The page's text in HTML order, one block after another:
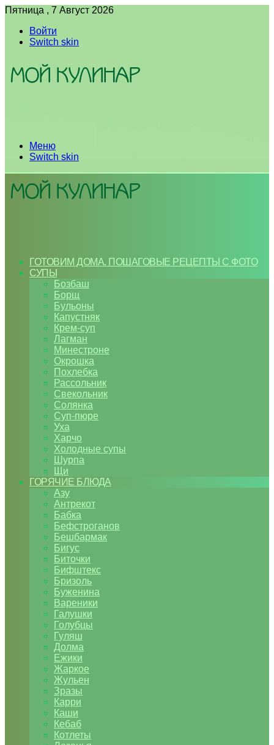
Пятница , 7 Август 2026
Войти
Switch skin
Меню
Switch skin
ГОТОВИМ ДОМА. ПОШАГОВЫЕ РЕЦЕПТЫ С ФОТО
СУПЫ
Бозбаш
Борщ
Бульоны
Капустняк
Крем-суп
Лагман
Минестроне
Окрошка
Похлебка
Рассольник
Свекольник
Солянка
Суп-пюре
Уха
Харчо
Холодные супы
Шурпа
Щи
ГОРЯЧИЕ БЛЮДА
Азу
Антрекот
Бабка
Бефстроганов
Бешбармак
Бигус
Биточки
Бифштекс
Бризоль
Буженина
Вареники
Галушки
Голубцы
Гуляш
Долма
Ежики
Жаркое
Жульен
Зразы
Карри
Каши
Кебаб
Котлеты